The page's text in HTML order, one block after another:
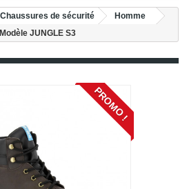
Chaussures de sécurité
Homme
JUNGLE S3
PROMO !